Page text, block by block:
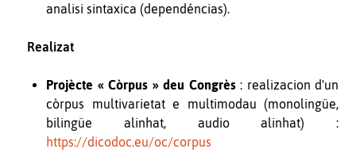
analisi sintaxica (dependéncias).
Realizat
Projècte « Còrpus » deu Congrès: realizacion d'un
còrpus multivarietat e multimodau (monolingüe,
bilingüe alinhat, audio alinhat) :
https://dicodoc.eu/oc/corpus